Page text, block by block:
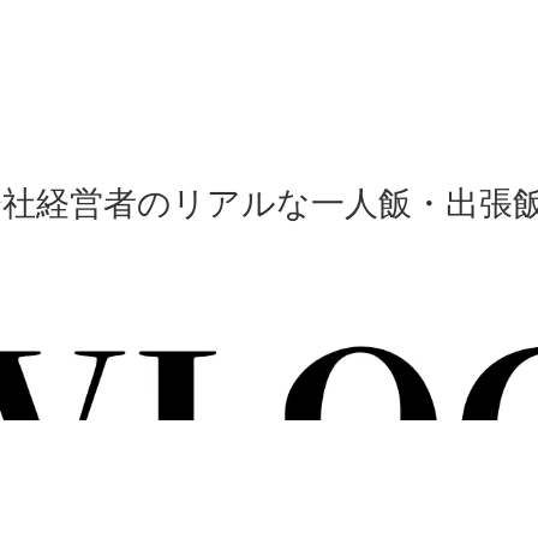
経営者のリアルな一人飯・出張